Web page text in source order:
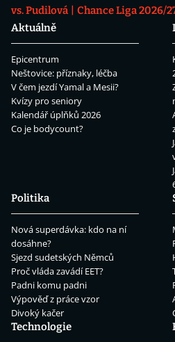
vs. Pudilová
Chance Liga 2026/
Aktuálně
Epicentrum
Neštovice: příznaky, léčba
V čem jezdí Yamal a Mesii?
Kvízy pro seniory
Kalendář úplňků 2026
Co je bodycount?
Politika
Nová superdávka: kdo na ní
dosáhne?
Sjezd sudetských Němců
Proč vláda zavádí EET?
Padni komu padni
Výpověď z práce vzor
Divoký kačer
Technologie